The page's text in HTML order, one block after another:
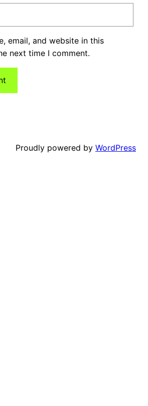
email, and website in this
next time I comment.
Proudly powered by WordPress